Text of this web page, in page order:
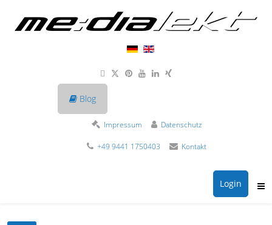
Blog
Impressum Datenschutz
+49 9441 1750403 Kontakt
Login